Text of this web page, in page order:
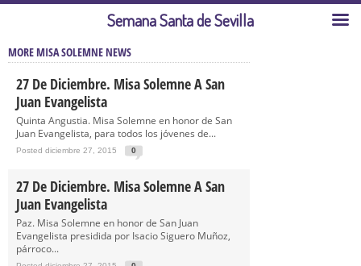
MORE MISA SOLEMNE NEWS
27 De Diciembre. Misa Solemne A San
Juan Evangelista
Quinta Angustia. Misa Solemne en honor de San
Juan Evangelista, para todos los jóvenes de...
Posted diciembre 27, 2015 0
27 De Diciembre. Misa Solemne A San
Juan Evangelista
Paz. Misa Solemne en honor de San Juan
Evangelista presidida por Isacio Siguero Muñoz,
párroco...
Semana Santa de Sevilla